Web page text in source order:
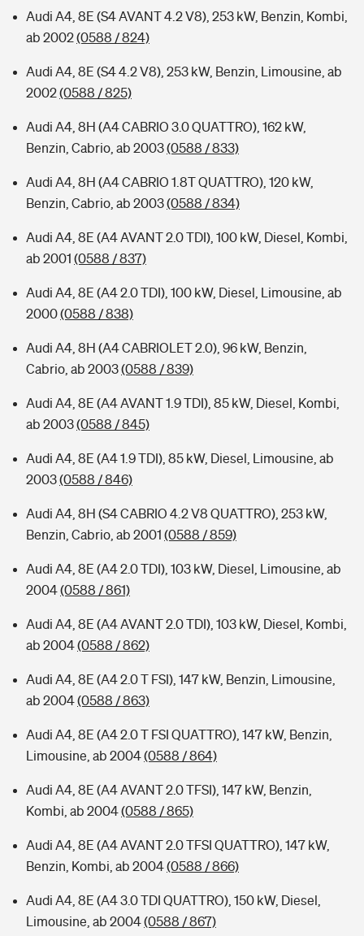
Audi A4, 8E (S4 AVANT 4.2 V8), 253 kW, Benzin, Kombi,
ab 2002(0588 / 824)
Audi A4, 8E (S4 4.2 V8), 253 kW, Benzin, Limousine, ab
2002(0588 / 825)
Audi A4, 8H (A4 CABRIO 3.0 QUATTRO), 162 kW,
Benzin, Cabrio, ab 2003(0588 / 833)
Audi A4, 8H (A4 CABRIO 1.8T QUATTRO), 120 kW,
Benzin, Cabrio, ab 2003(0588 / 834)
Audi A4, 8E (A4 AVANT 2.0 TDI), 100 kW, Diesel, Kombi,
ab 2001 (0588 / 837)
Audi A4, 8E (A4 2.0 TDI), 100 kW, Diesel, Limousine, ab
2000(0588 / 838)
Audi A4, 8H (A4 CABRIOLET 2.0), 96 kW, Benzin,
Cabrio, ab 2003(0588 / 839)
Audi A4, 8E (A4 AVANT 1.9 TDI), 85 kW, Diesel, Kombi,
ab 2003(0588 / 845)
Audi A4, 8E (A4 1.9 TDI), 85 kW, Diesel, Limousine, ab
2003(0588 / 846)
Audi A4, 8H (S4 CABRIO 4.2 V8 QUATTRO), 253 kW,
Benzin, Cabrio, ab 2001 (0588 / 859)
Audi A4, 8E (A4 2.0 TDI), 103 kW, Diesel, Limousine, ab
2004(0588 / 861)
Audi A4, 8E (A4 AVANT 2.0 TDI), 103 kW, Diesel, Kombi,
ab 2004(0588 / 862)
Audi A4, 8E (A4 2.0 T FSI), 147 kW, Benzin, Limousine,
ab 2004(0588 / 863)
Audi A4, 8E (A4 2.0 T FSI QUATTRO), 147 kW, Benzin,
Limousine, ab 2004(0588 / 864)
Audi A4, 8E (A4 AVANT 2.0 TFSI), 147 kW, Benzin,
Kombi, ab 2004(0588 / 865)
Audi A4, 8E (A4 AVANT 2.0 TFSI QUATTRO), 147 kW,
Benzin, Kombi, ab 2004(0588 / 866)
Audi A4, 8E (A4 3.0 TDI QUATTRO), 150 kW, Diesel,
Limousine, ab 2004(0588 / 867)